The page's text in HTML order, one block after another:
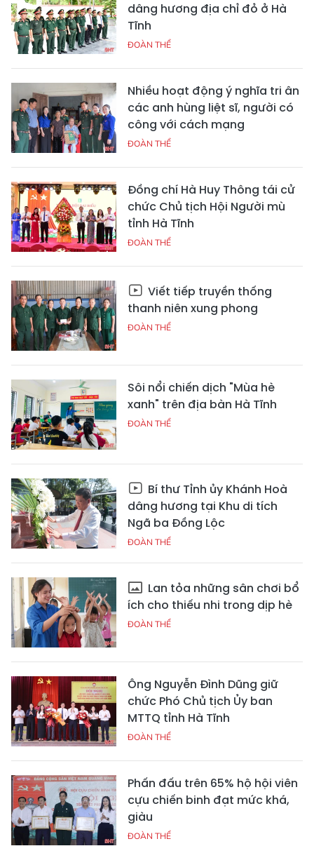
dâng hương địa chỉ đỏ ở Hà
Tĩnh
ĐOÀN THỂ
Nhiều hoạt động ý nghĩa tri ân
các anh hùng liệt sĩ, người có
công với cách mạng
ĐOÀN THỂ
Đồng chí Hà Huy Thông tái cử
chức Chủ tịch Hội Người mù
tỉnh Hà Tĩnh
ĐOÀN THỂ
Viết tiếp truyền thống
thanh niên xung phong
ĐOÀN THỂ
Sôi nổi chiến dịch "Mùa hè
xanh" trên địa bàn Hà Tĩnh
ĐOÀN THỂ
Bí thư Tỉnh ủy Khánh Hoà
dâng hương tại Khu di tích
Ngã ba Đồng Lộc
ĐOÀN THỂ
Lan tỏa những sân chơi bổ
ích cho thiếu nhi trong dịp hè
ĐOÀN THỂ
Ông Nguyễn Đình Dũng giữ
chức Phó Chủ tịch Ủy ban
MTTQ tỉnh Hà Tĩnh
ĐOÀN THỂ
Phấn đấu trên 65% hộ hội viên
cựu chiến binh đạt mức khá,
giàu
ĐOÀN THỂ